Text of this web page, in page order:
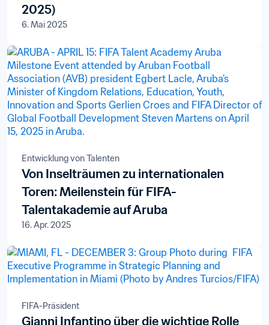
2025)
6. Mai 2025
Entwicklung von Talenten
Von Inselträumen zu internationalen
Toren: Meilenstein für FIFA-
Talentakademie auf Aruba
16. Apr. 2025
FIFA-Präsident
Gianni Infantino über die wichtige Rolle